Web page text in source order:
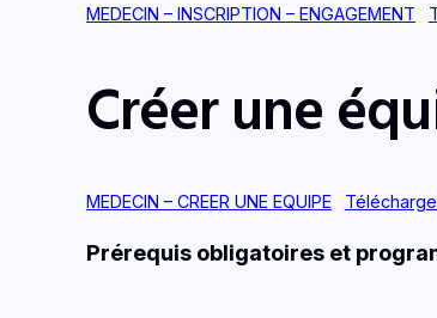
MEDECIN – INSCRIPTION – ENGAGEMENT
Créer une
MEDECIN – CREER UNE EQUIPE
Prérequis obligatoires et